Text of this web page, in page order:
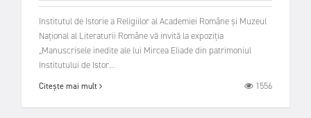
Institutul de Istorie a Religiilor al Academiei Române și Muzeul
Național al Literaturii Române vă invită la expoziția
„Manuscrisele inedite ale lui Mircea Eliade din patrimoniul
Institutului de Istor...
Citește mai mult 1556